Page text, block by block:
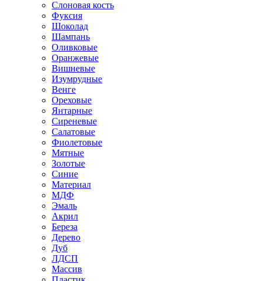
Слоновая кость
Фуксия
Шоколад
Шампань
Оливковые
Оранжевые
Вишневые
Изумрудные
Венге
Ореховые
Янтарные
Сиреневые
Салатовые
Фиолетовые
Мятные
Золотые
Синие
Материал
МДФ
Эмаль
Акрил
Береза
Дерево
Дуб
ЛДСП
Массив